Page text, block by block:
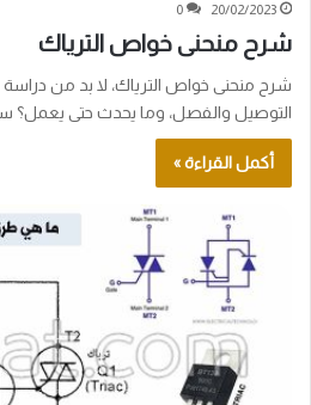
20/02/2023
0
شرح منحنى خواص الترياك
شرح منحنى خواص الترياك، لا بد من
التوصيل والفصل، وما يحدث حتى يعمل؟
أكمل القراءة »